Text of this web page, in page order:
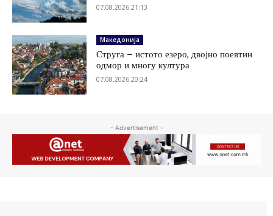
07.08.2026 21:13
Македонија
Струга – истото езеро, двојно поевтин
одмор и многу култура
07.08.2026 20:24
- Advertisement -